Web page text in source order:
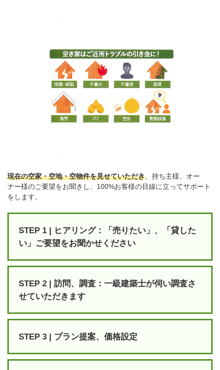
現在の空家・空地・空物件を見せていただき 、持ち主様、オー
ナー様のご要望をお聞きし、100%お客様の目線に立ってサポート
をします。
STEP 1 | ヒアリング：「売りたい」、「貸した
い」ご要望をお聞かせください
STEP 2 | 訪問、調査：一級建築士が伺い調査さ
せていただきます
STEP 3 | プラン提案、価格設定